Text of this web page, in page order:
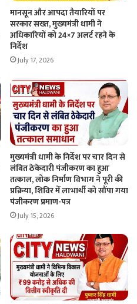
मानसून और आपदा तैयारियों पर
सरकार सख्त, मुख्यमंत्री धामी ने
अधिकारियों को 24×7 अलर्ट रहने के
निर्देश
July 17, 2026
मुख्यमंत्री धामी के निर्देश पर चार दिन से
लंबित ठेकेदारी पंजीकरण का हुआ
तत्काल, लोक निर्माण विभाग ने पूरी की
प्रक्रिया, शिविर में लाभार्थी को सौंपा गया
पंजीकरण प्रमाण-पत्र
July 15, 2026